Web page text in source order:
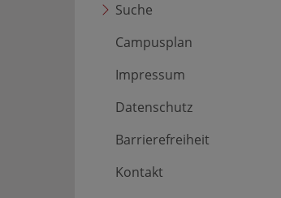
Suche
Campusplan
Impressum
Datenschutz
Barrierefreiheit
Kontakt